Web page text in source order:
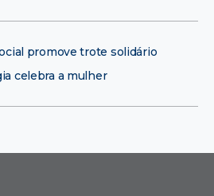
promove trote solidário
celebra a mulher